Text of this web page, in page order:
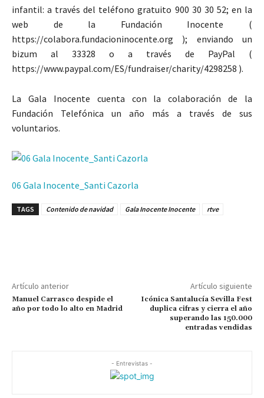
infantil: a través del teléfono gratuito 900 30 30 52; en la
web de la Fundación Inocente (
https://colabora.fundacioninocente.org ); enviando un
bizum al 33328 o a través de PayPal (
https://www.paypal.com/ES/fundraiser/charity/4298258 ).
La Gala Inocente cuenta con la colaboración de la
Fundación Telefónica un año más a través de sus
voluntarios.
06 Gala Inocente_Santi Cazorla
TAGS Contenido de navidad Gala Inocente Inocente rtve
Artículo anterior
Manuel Carrasco despide el
año por todo lo alto en Madrid
Artículo siguiente
Icónica Santalucía Sevilla Fest
duplica cifras y cierra el año
superando las 150.000
entradas vendidas
- Entrevistas -